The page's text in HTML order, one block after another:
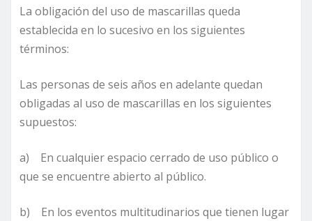
La obligación del uso de mascarillas queda
establecida en lo sucesivo en los siguientes
términos:
Las personas de seis años en adelante quedan
obligadas al uso de mascarillas en los siguientes
supuestos:
a) En cualquier espacio cerrado de uso público o
que se encuentre abierto al público.
b) En los eventos multitudinarios que tienen lugar